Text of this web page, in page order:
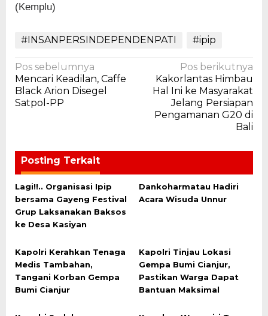
(Kemplu)
#INSANPERSINDEPENDENPATI #ipip
Navigasi
pos
Pos sebelumnya
Mencari Keadilan, Caffe
Black Arion Disegel
Satpol-PP
Pos berikutnya
Kakorlantas Himbau
Hal Ini ke Masyarakat
Jelang Persiapan
Pengamanan G20 di
Bali
Posting Terkait
Lagi!!.. Organisasi Ipip
bersama Gayeng Festival
Grup Laksanakan Baksos
ke Desa Kasiyan
Dankoharmatau Hadiri
Acara Wisuda Unnur
Kapolri Kerahkan Tenaga
Medis Tambahan,
Tangani Korban Gempa
Bumi Cianjur
Kapolri Tinjau Lokasi
Gempa Bumi Cianjur,
Pastikan Warga Dapat
Bantuan Maksimal